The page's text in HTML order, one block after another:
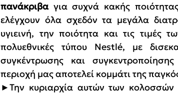
πανάκριβα για συχνά κακής
ελέγχουν όλα σχεδόν τα μεγάλα
υγιεινή, την ποιότητα και τις τιμές
πολυεθνικές τύπου Nestlé, με
συγκέντρωσης και
περιοχή μας αποτελεί κομμάτι της
►Την κυριαρχία αυτών των κολοσσών